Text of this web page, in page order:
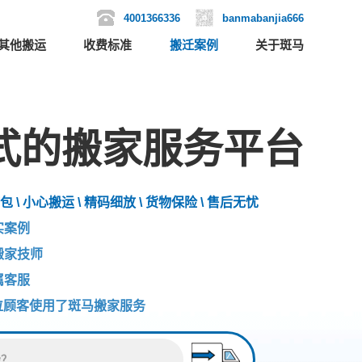
4001366336 banmabanjia666
他搬运 收费标准 搬迁案例 关于斑马
的搬家服务平台
\ 小心搬运 \ 精码细放 \ 货物保险 \ 售后无忧
案例
家技师
客服
顾客使用了斑马搬家服务